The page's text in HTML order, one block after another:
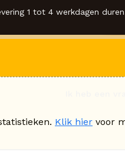
1 tot 4 werkdagen
Klik hier voor